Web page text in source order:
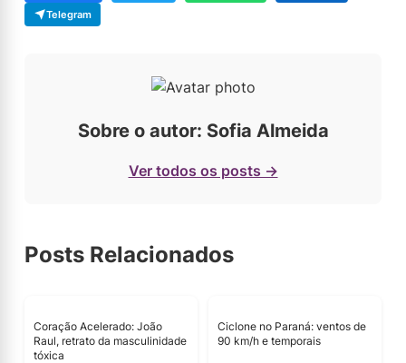
Telegram
Sobre o autor: Sofia Almeida
Ver todos os posts →
Posts Relacionados
Coração Acelerado: João
Raul, retrato da masculinidade
tóxica
Ciclone no Paraná: ventos de
90 km/h e temporais